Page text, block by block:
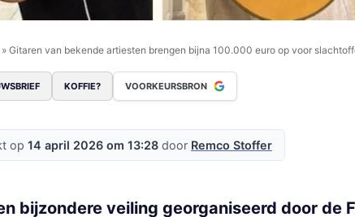
» Gitaren van bekende artiesten brengen bijna 100.000 euro op voor
KOFFIE? VOORKEURSBRON
op 14 april 2026 om 13:28 door Remco Stoffer
bijzondere veiling georganiseerd door de